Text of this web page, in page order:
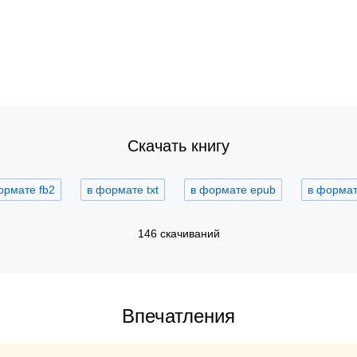
Скачать книгу
fb2 в формате txt в формате epub в
146 скачиваний
Впечатления